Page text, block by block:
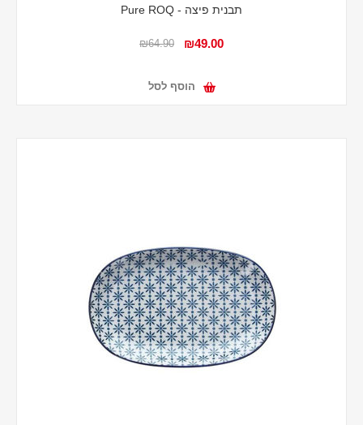
תבנית פיצה - Pure ROQ
₪49.00
₪64.90
הוסף לסל